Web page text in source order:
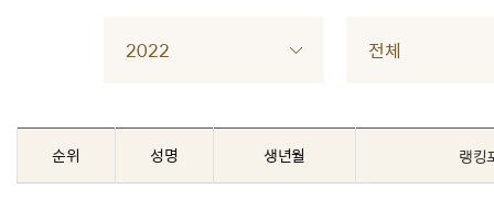
2022 전체
순위 성명 생년월 랭킹